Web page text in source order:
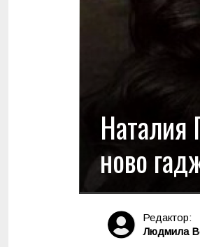
Наталия
ново
Редактор:
Людмила